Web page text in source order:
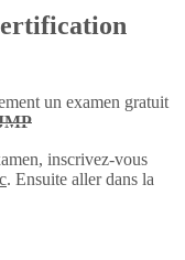
un examen gratuit
inscrivez-vous
. Ensuite aller dans la